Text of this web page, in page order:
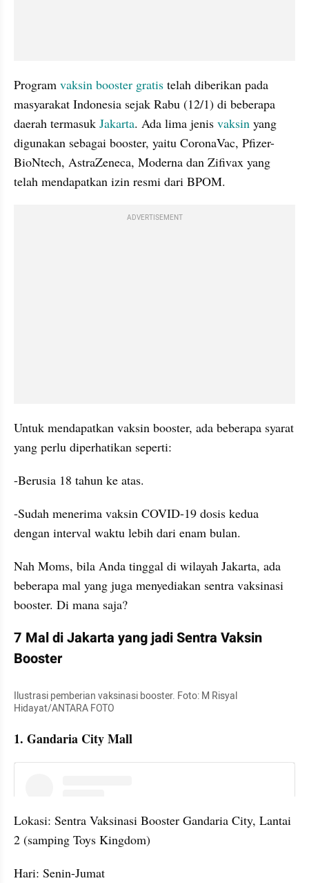
Program vaksin booster gratis telah diberikan pada
masyarakat Indonesia sejak Rabu (12/1) di beberapa
daerah termasuk Jakarta. Ada lima jenis vaksin yang
digunakan sebagai booster, yaitu CoronaVac, Pfizer-
BioNtech, AstraZeneca, Moderna dan Zifivax yang
telah mendapatkan izin resmi dari BPOM.
ADVERTISEMENT
Untuk mendapatkan vaksin booster, ada beberapa syarat
yang perlu diperhatikan seperti:
-Berusia 18 tahun ke atas.
-Sudah menerima vaksin COVID-19 dosis kedua
dengan interval waktu lebih dari enam bulan.
Nah Moms, bila Anda tinggal di wilayah Jakarta, ada
beberapa mal yang juga menyediakan sentra vaksinasi
booster. Di mana saja?
7 Mal di Jakarta yang jadi Sentra Vaksin
Booster
Ilustrasi pemberian vaksinasi booster. Foto: M Risyal
Hidayat/ANTARA FOTO
1. Gandaria City Mall
Lokasi: Sentra Vaksinasi Booster Gandaria City, Lantai
2 (samping Toys Kingdom)
Hari: Senin-Jumat